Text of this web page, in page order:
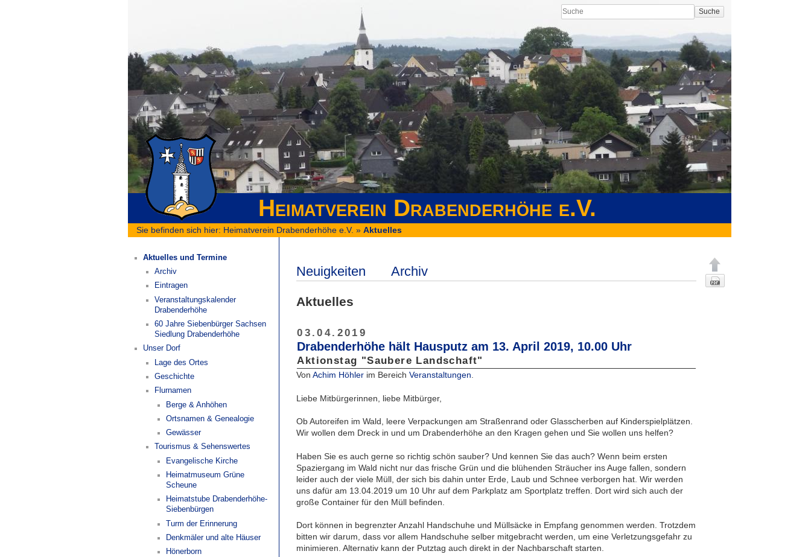
Heimatverein Drabenderhöhe e.V.
Suche
Sie befinden sich hier: Heimatverein Drabenderhöhe e.V. » Aktuelles
Aktuelles und Termine
Archiv
Eintragen
Veranstaltungskalender
Drabenderhöhe
60 Jahre Siebenbürger Sachsen
Siedlung Drabenderhöhe
Unser Dorf
Lage des Ortes
Geschichte
Flurnamen
Berge & Anhöhen
Ortsnamen & Genealogie
Gewässer
Tourismus & Sehenswertes
Evangelische Kirche
Heimatmuseum Grüne
Scheune
Heimatstube Drabenderhöhe-
Siebenbürgen
Turm der Erinnerung
Denkmäler und alte Häuser
Hönerborn
Neuigkeiten Archiv
Aktuelles
03.04.2019
Drabenderhöhe hält Hausputz am 13. April 2019, 10.00 Uhr
Aktionstag "Saubere Landschaft"
Von Achim Höhler im Bereich Veranstaltungen
Liebe Mitbürgerinnen, liebe Mitbürger,
Ob Autoreifen im Wald, leere Verpackungen am Straßenrand oder Glasscherben auf Kinderspielplätzen.
Wir wollen dem Dreck in und um Drabenderhöhe an den Kragen gehen und Sie wollen uns helfen?
Haben Sie es auch gerne so richtig schön sauber? Und kennen Sie das auch? Wenn beim ersten
Spaziergang im Wald nicht nur das frische Grün und die blühenden Sträucher ins Auge fallen, sondern
leider auch der viele Müll, der sich bis dahin unter Erde, Laub und Schnee verborgen hat. Wir werden
uns dafür am 13.04.2019 um 10 Uhr auf dem Parkplatz am Sportplatz treffen. Dort wird sich auch der
große Container für den Müll befinden.
Dort können in begrenzter Anzahl Handschuhe und Müllsäcke in Empfang genommen werden. Trotzdem
bitten wir darum, dass vor allem Handschuhe selber mitgebracht werden, um eine Verletzungsgefahr zu
minimieren. Alternativ kann der Putztag auch direkt in der Nachbarschaft starten.